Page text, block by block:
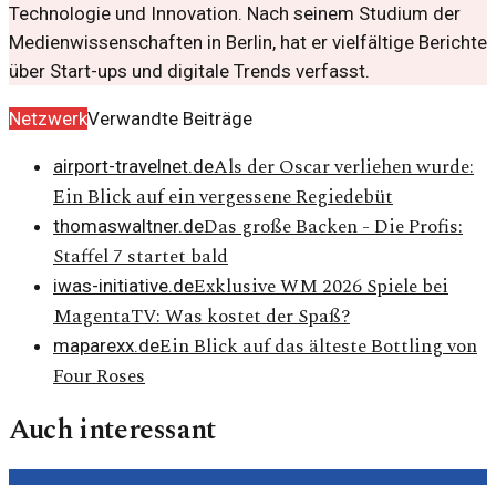
Technologie und Innovation. Nach seinem Studium der
Medienwissenschaften in Berlin, hat er vielfältige Berichte
über Start-ups und digitale Trends verfasst.
NetzwerkVerwandte Beiträge
airport-travelnet.deAls der Oscar verliehen wurde:
Ein Blick auf ein vergessene Regiedebüt
thomaswaltner.deDas große Backen - Die Profis:
Staffel 7 startet bald
iwas-initiative.deExklusive WM 2026 Spiele bei
MagentaTV: Was kostet der Spaß?
maparexx.deEin Blick auf das älteste Bottling von
Four Roses
Auch interessant